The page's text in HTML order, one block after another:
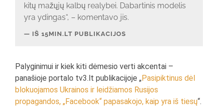
kitų mažųjų kalbų realybei. Dabartinis modelis
yra ydingas“, – komentavo jis.
IŠ 15MIN.LT PUBLIKACIJOS
Palyginimui ir kiek kiti dėmesio verti akcentai –
panašioje portalo tv3.lt publikacijoje „Pasipiktinus dėl
blokuojamos Ukrainos ir leidžiamos Rusijos
propagandos, „Facebook“ papasakojo, kaip yra iš tiesų“.